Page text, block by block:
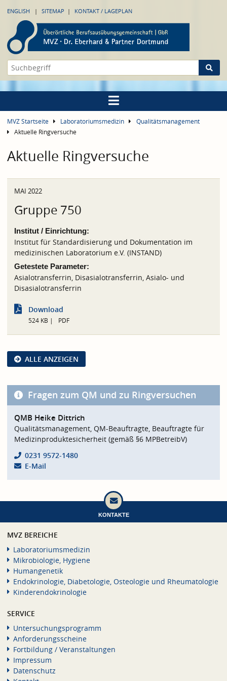
ENGLISH SITEMAP KONTAKT / LAGEPLAN
MVZ Startseite Laboratoriumsmedizin
Qualitätsmanagement
Aktuelle Ringversuche
Aktuelle Ringversuche
MAI 2022
Gruppe 750
Institut / Einrichtung:
Institut für Standardisierung und Dokumentation im
medizinischen Laboratorium e.V. (INSTAND)
Getestete Parameter:
Asialotransferrin, Disasialotransferrin, Asialo- und
Disasialotransferrin
Download
524 KB PDF
ALLE ANZEIGEN
Fragen zum QM und zu Ringversuchen
QMB Heike Dittrich
Qualitätsmanagement, QM-Beauftragte, Beauftragte für
Medizinproduktesicherheit (gemäß §6 MPBetreibV)
0231 9572-1480
E-Mail
KONTAKTE
MVZ BEREICHE
Laboratoriumsmedizin
Mikrobiologie, Hygiene
Humangenetik
Endokrinologie, Diabetologie, Osteologie und Rheumatologie
Kinderendokrinologie
SERVICE
Untersuchungsprogramm
Anforderungsscheine
Fortbildung / Veranstaltungen
Impressum
Datenschutz